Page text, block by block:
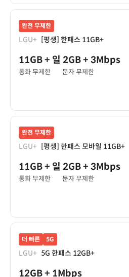
완전 무제한
LGU+ [평생] 한패스 11GB+
11GB+ 일 2GB+ 3Mbps
통화 무제한 문자 무제한
완전 무제한
LGU+ [평생] 한패스 모바일 11GB+
11GB+ 일 2GB+ 3Mbps
통화 무제한 문자 무제한
더 빠른 5G
LGU+ 5G 한패스 12GB+
12GB+ 1Mbps